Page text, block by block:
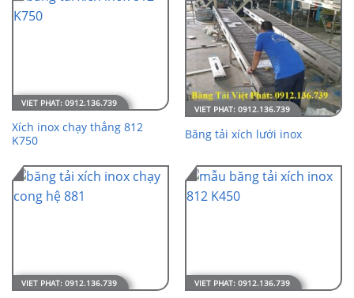
Xích inox chạy thẳng 812
K750
Băng tải xích lưới inox